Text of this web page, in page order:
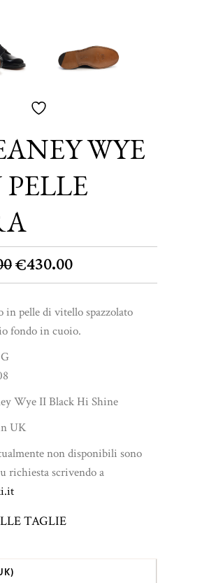
WYE
Il
prezzo
originale
era:
€430.00Il
prezzo
attuale
è:
in pelle di vitello spazzolato
fondo in cuoio.
Wye II Black Hi Shine
UK
non disponibili sono
richiesta scrivendo a
TAGLIE